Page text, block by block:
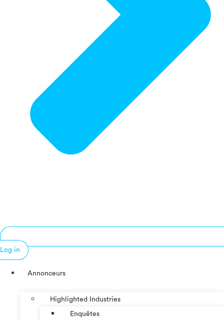
Log in
Annonceurs
Highlighted Industries
Enquêtes